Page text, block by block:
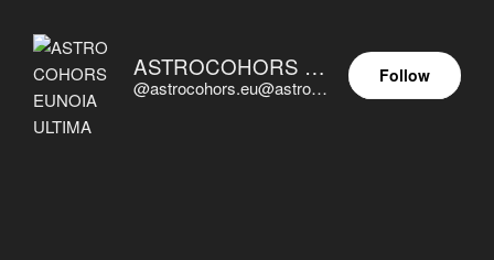
ASTROCOHORS EUNOIA ULTIMA
@astrocohors.eu@astrocohors.eu
Follow